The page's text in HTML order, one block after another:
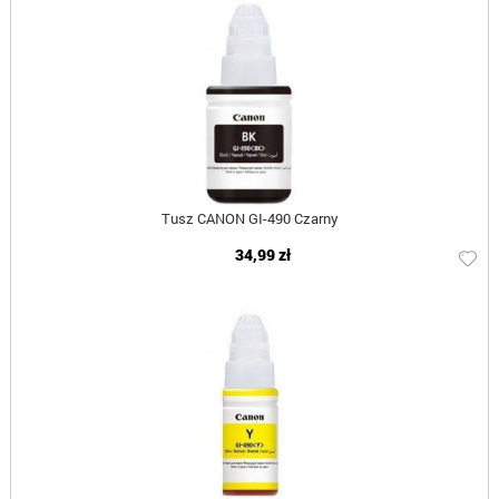
Tusz CANON GI-490 Czarny
34,99 zł